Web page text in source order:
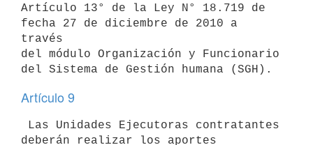
Artículo 13° de la Ley N° 18.719 de
fecha 27 de diciembre de 2010 a
través
del módulo Organización y Funcionario
Artículo 9
deberán realizar los aportes